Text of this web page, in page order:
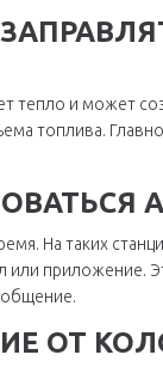
тепло и может
топлива.
На таких
или приложение.
общение.
ОТ